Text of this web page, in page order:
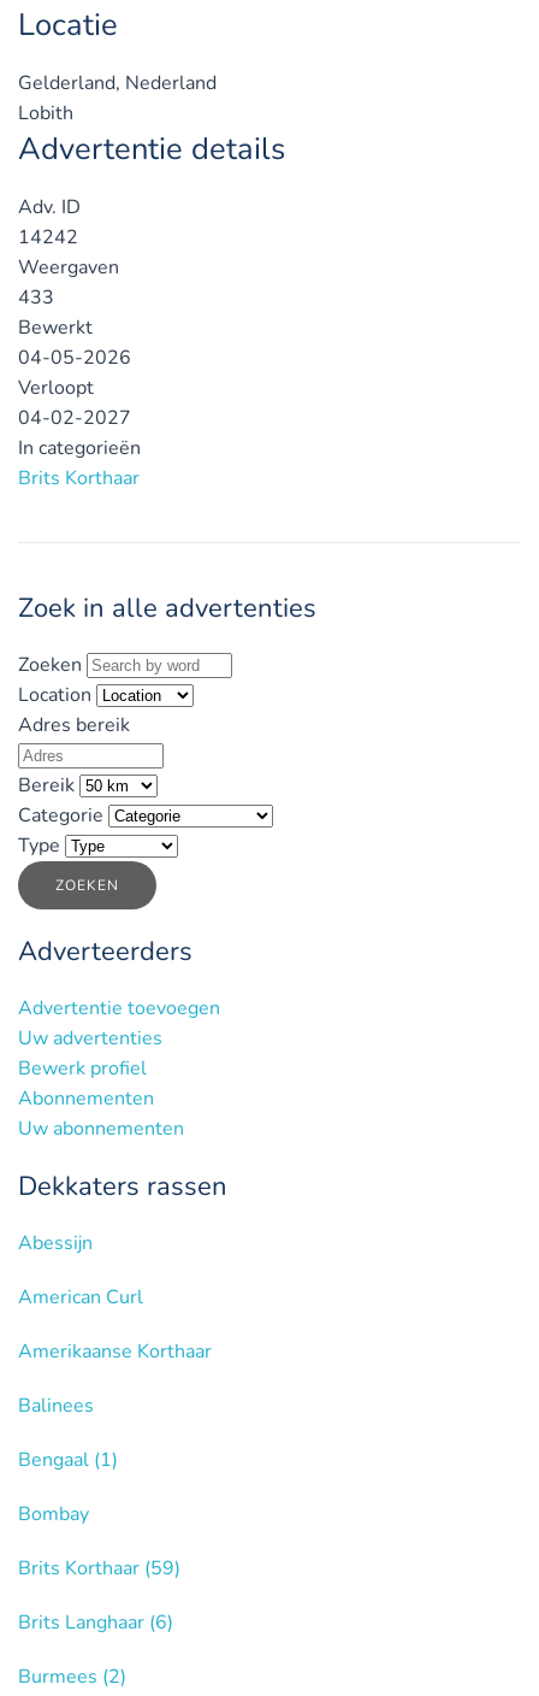
Locatie
Gelderland, Nederland
Lobith
Advertentie details
Adv. ID
14242
Weergaven
433
Bewerkt
04-05-2026
Verloopt
04-02-2027
In categorieën
Brits Korthaar
Zoek in alle advertenties
Zoeken
Location
Adres bereik
Bereik
Categorie
Type
ZOEKEN
Adverteerders
Advertentie toevoegen
Uw advertenties
Bewerk profiel
Abonnementen
Uw abonnementen
Dekkaters rassen
Abessijn
American Curl
Amerikaanse Korthaar
Balinees
Bengaal (1)
Bombay
Brits Korthaar (59)
Brits Langhaar (6)
Burmees (2)